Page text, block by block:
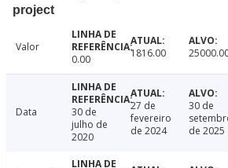
project
Valor
0.00
1816.00
Data
30 de
julho de
2020
27 de
fevereiro
de 2024
30 de
de 2025